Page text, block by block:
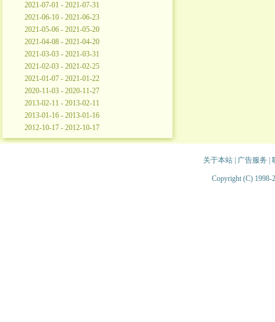
2021-07-01 - 2021-07-31
2021-06-10 - 2021-06-23
2021-05-06 - 2021-05-20
2021-04-08 - 2021-04-20
2021-03-03 - 2021-03-31
2021-02-03 - 2021-02-25
2021-01-07 - 2021-01-22
2020-11-03 - 2020-11-27
2013-02-11 - 2013-02-11
2013-01-16 - 2013-01-16
2012-10-17 - 2012-10-17
关于本站| 广告服务
Copyright (C) 1998-